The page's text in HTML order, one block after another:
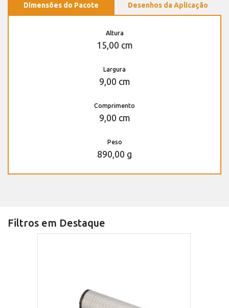
Dimensões do Pacote Desenhos da Aplicação
Altura
15,00 cm
Largura
9,00 cm
Comprimento
9,00 cm
Peso
890,00 g
Filtros em Destaque